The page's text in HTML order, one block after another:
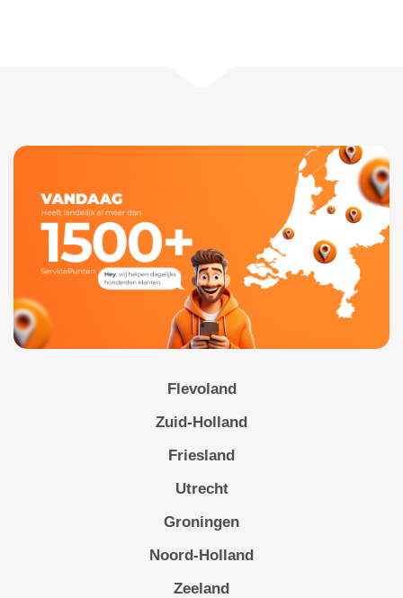
Flevoland
Zuid-Holland
Friesland
Utrecht
Groningen
Noord-Holland
Zeeland